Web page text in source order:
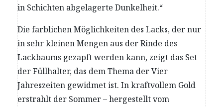
in Schichten abgelagerte Dunkelheit.“
Die farblichen Möglichkeiten des Lacks, der nur
in sehr kleinen Mengen aus der Rinde des
Lackbaums gezapft werden kann, zeigt das Set
der Füllhalter, das dem Thema der Vier
Jahreszeiten gewidmet ist. In kraftvollem Gold
erstrahlt der Sommer – hergestellt vom